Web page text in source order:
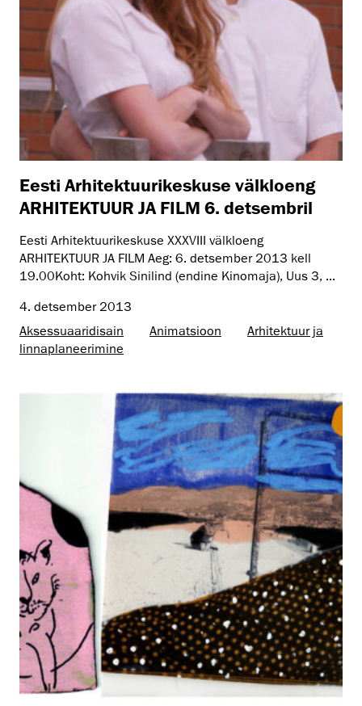
Eesti Arhitektuurikeskuse välkloeng
ARHITEKTUUR JA FILM 6. detsembril
Eesti Arhitektuurikeskuse XXXVIII välkloeng
ARHITEKTUUR JA FILM Aeg: 6. detsember 2013 kell
19.00Koht: Kohvik Sinilind (endine Kinomaja), Uus 3, ...
4. detsember 2013
Aksessuaaridisain
Animatsioon
Arhitektuur ja
linnaplaneerimine